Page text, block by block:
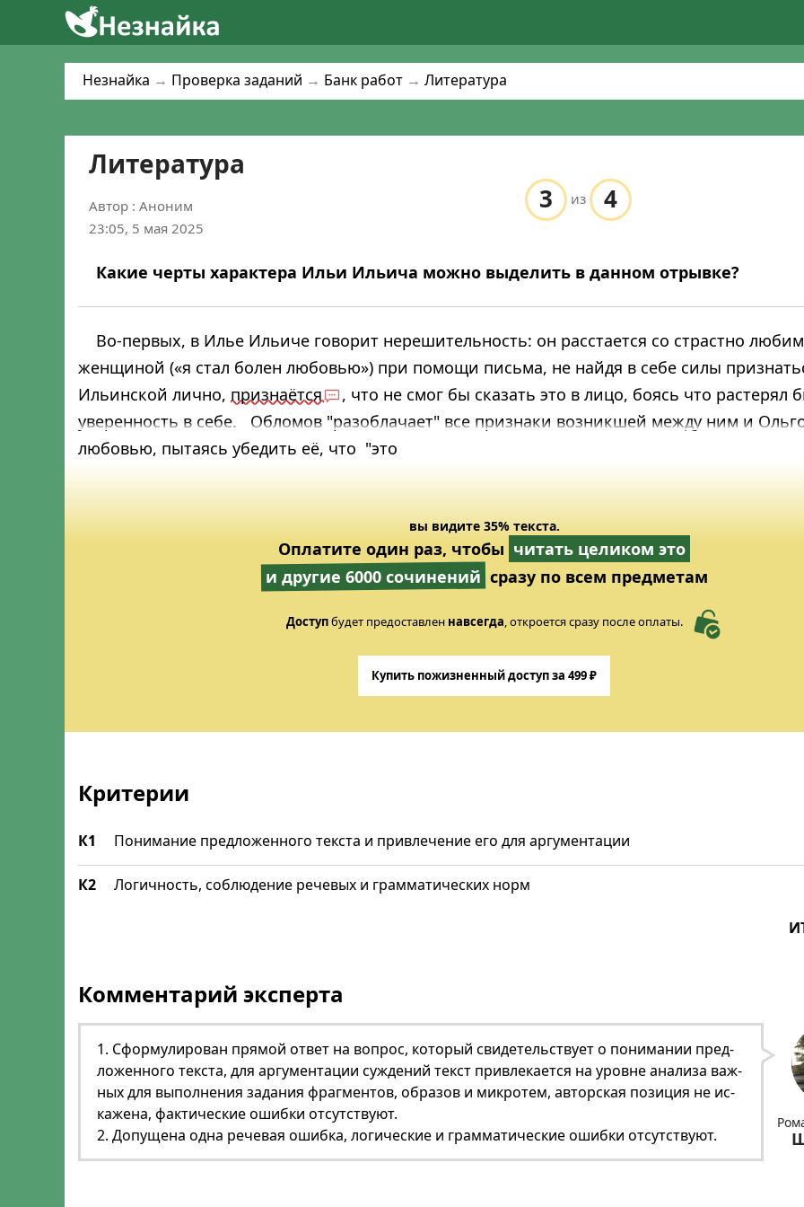
Незнайка → Проверка заданий → Банк работ → Литература
Литература
3 из 4
Автор : Аноним
23:05, 5 мая 2025
Какие черты характера Ильи Ильича можно выделить в данном отрывке?
Во-первых, в Илье Ильиче говорит нерешительность: он расстается со страстно
женщиной («я стал болен любовью») при помощи письма, не найдя в себе силы
Ильинской лично, признаётся
, что не смог бы сказать это в лицо, боясь что растерял
уверенность в себе. Обломов "разоблачает" все признаки возникшей между ним и
любовью, пытаясь убедить её, что "это
вы видите 35% текста.
Оплатите один раз, чтобы читать целиком это
и другие 6000 сочинений сразу по всем предметам
Доступбудет предоставлен навсегда, откроется сразу после оплаты.
Купить пожизненный доступ за 499 ₽
Критерии
К1 Понимание предложенного текста и привлечение его для аргументации
К2 Логичность, соблюдение речевых и грамматических норм
Комментарий эксперта
1. Сфор­му­ли­ро­ван пря­мой от­вет на во­прос, ко­то­рый сви­де­тель­ству­ет о по­ни­ма­нии пред­
ло­жен­но­го тек­ста, для ар­гу­мен­та­ции суж­де­ний текст при­вле­ка­ет­ся на уровне ана­ли­за важ­
ных для вы­пол­не­ния за­да­ния фраг­мен­тов, об­ра­зов и мик­ро­тем, ав­тор­ская по­зи­ция не ис­
ка­же­на, фак­ти­че­ские ошиб­ки от­сут­ству­ют.
2. До­пу­ще­на од­на ре­че­вая ошиб­ка, ло­ги­че­ские и грам­ма­ти­че­ские ошиб­ки от­сут­ству­ют.